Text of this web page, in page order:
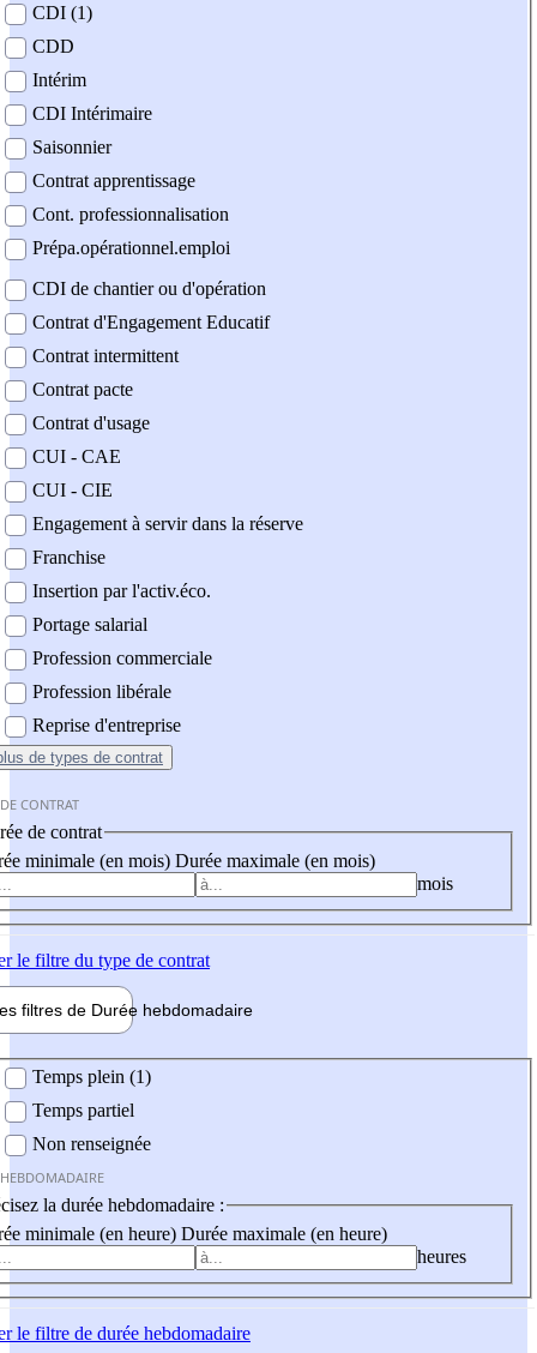
contrat
CDI (1)
CDD
Intérim
CDI Intérimaire
Saisonnier
Contrat apprentissage
Cont. professionnalisation
Prépa.opérationnel.emploi
CDI de chantier ou d'opération
Contrat d'Engagement Educatif
Contrat intermittent
Contrat pacte
Contrat d'usage
CUI - CAE
CUI - CIE
Engagement à servir dans la réserve
Franchise
Insertion par l'activ.éco.
Portage salarial
Profession commerciale
Profession libérale
Reprise d'entreprise
de types de contrat
CONTRAT
de contrat
minimale (en mois) Durée maximale (en mois)
mois
le filtre du type de contrat
filtres de Durée hebdomadaire
Temps plein (1)
Temps partiel
Non renseignée
la durée hebdomadaire :
minimale (en heure) Durée maximale (en heure)
heures
le filtre de durée hebdomadaire